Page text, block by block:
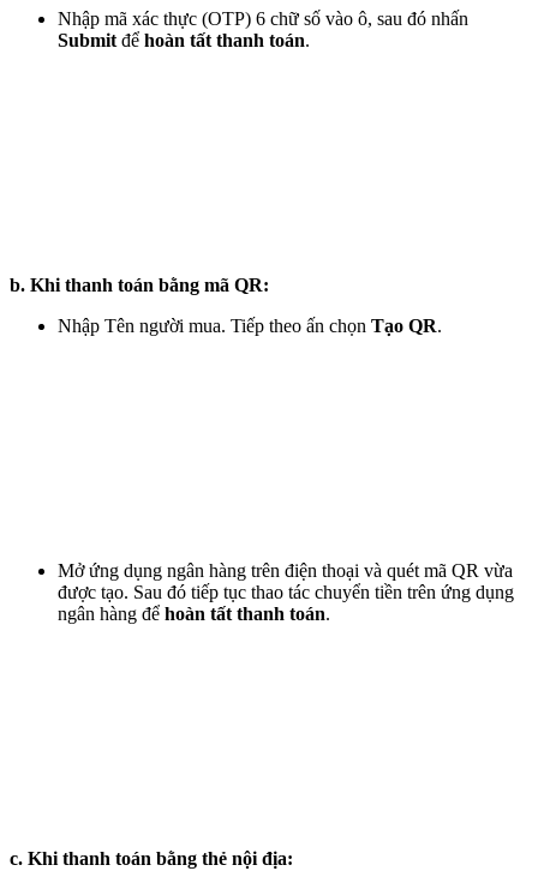
Nhập mã xác thực (OTP) 6 chữ số vào ô, sau đó nhấn
Submit để hoàn tất thanh toán.
b. Khi thanh toán bằng mã QR:
Nhập Tên người mua. Tiếp theo ấn chọn Tạo QR.
Mở ứng dụng ngân hàng trên điện thoại và quét mã QR vừa
được tạo. Sau đó tiếp tục thao tác chuyển tiền trên ứng dụng
ngân hàng để hoàn tất thanh toán.
c. Khi thanh toán bằng thẻ nội địa: